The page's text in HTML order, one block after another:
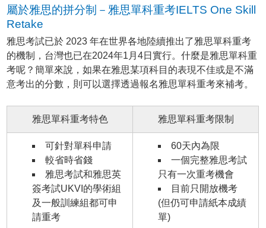
屬於雅思的拼分制－雅思單科重考IELTS One Skill
Retake
雅思考試已於 2023 年在世界各地陸續推出了雅思單科重考
的機制，台灣也已在2024年1月4日實行。什麼是雅思單科重
考呢？簡單來說，如果在雅思某項科目的表現不佳或是不滿
意考出的分數，則可以選擇透過報名雅思單科重考來補考。
雅思單科重考特色 雅思單科重考限制
可針對單科申請
較省時省錢
雅思考試和雅思英
簽考試UKVI的學術組
及一般訓練組都可申
請重考
60天內為限
一個完整雅思考試
只有一次重考機會
目前只開放機考
(但仍可申請紙本成績
單)